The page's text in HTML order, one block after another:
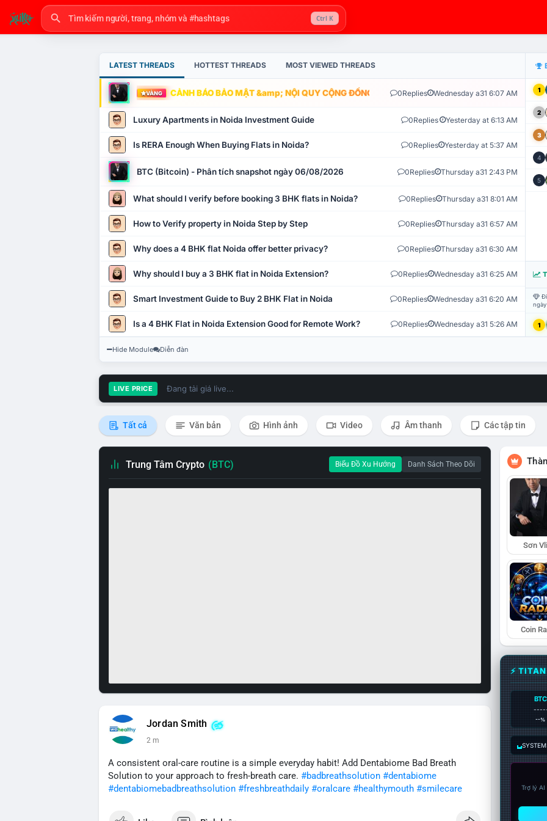
Ctrl K
LATEST THREADS HOTTEST THREADS MOST VIEWED THREADS
VÀNG CẢNH BÁO BẢO MẬT &amp; NỘI QUY CỘNG ĐỒNG VLIKE.VN: HỆ THỐNG GIÁM SÁT TỰ
0Replies Wednesday a31 6:07 AM
Luxury Apartments in Noida Investment Guide 0Replies Yesterday at 6:13 AM
Is RERA Enough When Buying Flats in Noida? 0Replies Yesterday at 5:37 AM
BTC (Bitcoin) - Phân tích snapshot ngày 06/08/2026 0Replies Thursday a31 2:43 PM
What should I verify before booking 3 BHK flats in Noida? 0Replies Thursday a31 8:01 AM
How to Verify property in Noida Step by Step 0Replies Thursday a31 6:57 AM
Why does a 4 BHK flat Noida offer better privacy? 0Replies Thursday a31 6:30 AM
Why should I buy a 3 BHK flat in Noida Extension? 0Replies Wednesday a31 6:25 AM
Smart Investment Guide to Buy 2 BHK Flat in Noida 0Replies Wednesday a31 6:20 AM
Is a 4 BHK Flat in Noida Extension Good for Remote Work? 0Replies Wednesday a31 5:26 AM
1
2
3
4
5
1
Hide Module Diễn đàn
LIVE PRICE Đang tải giá live...
Tất cả Văn bản Hình ảnh Video Âm thanh Các tập tin
Trung Tâm Crypto (BTC) Biểu Đồ Xu Hướng Danh Sách Theo Dõi
Jordan Smith
2 m
A consistent oral-care routine is a simple everyday habit! Add Dentabiome Bad Breath
Solution to your approach to fresh-breath care. #badbreathsolution #dentabiome
#dentabiomebadbreathsolution #freshbreathdaily #oralcare #healthymouth #smilecare
Sơn
Coin
⚡
BTC
--%
Trợ lý